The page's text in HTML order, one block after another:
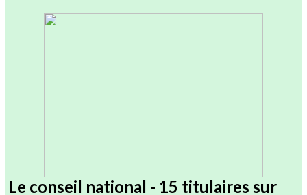
Le conseil national - 15 titulaires sur